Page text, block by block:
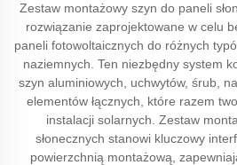
Zestaw montażowy szyn do paneli
rozwiązanie zaprojektowane w celu
paneli fotowoltaicznych do różnych
naziemnych. Ten niezbędny system
szyn aluminiowych, uchwytów, śrub,
elementów łącznych, które razem
instalacji solarnych. Zestaw
słonecznych stanowi kluczowy
powierzchnią montażową,